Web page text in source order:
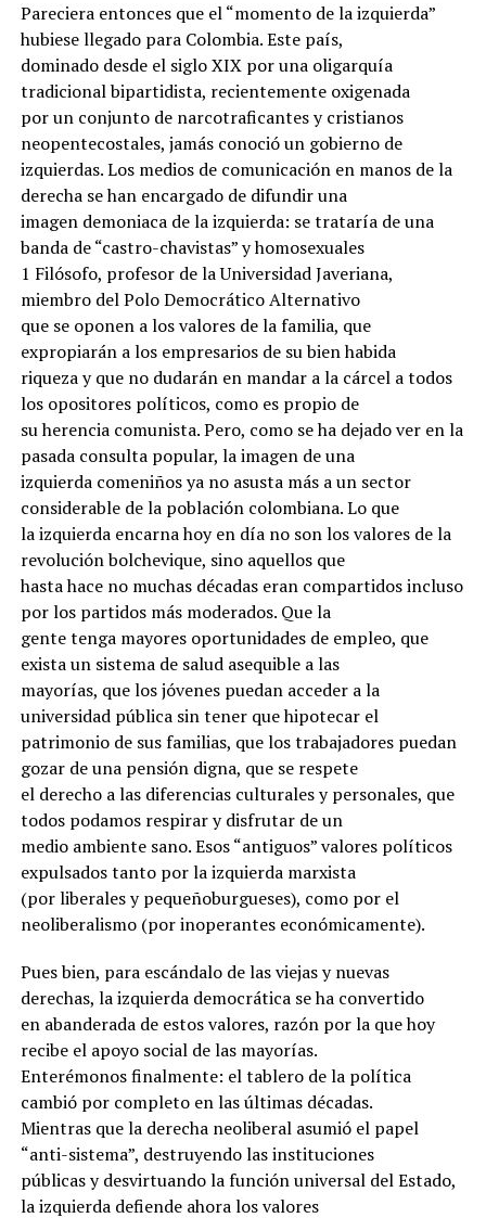
Pareciera entonces que el “momento de la izquierda”
hubiese llegado para Colombia. Este país,
dominado desde el siglo XIX por una oligarquía
tradicional bipartidista, recientemente oxigenada
por un conjunto de narcotraficantes y cristianos
neopentecostales, jamás conoció un gobierno de
izquierdas. Los medios de comunicación en manos de la
derecha se han encargado de difundir una
imagen demoniaca de la izquierda: se trataría de una
banda de “castro-chavistas” y homosexuales
1 Filósofo, profesor de la Universidad Javeriana,
miembro del Polo Democrático Alternativo
que se oponen a los valores de la familia, que
expropiarán a los empresarios de su bien habida
riqueza y que no dudarán en mandar a la cárcel a todos
los opositores políticos, como es propio de
su herencia comunista. Pero, como se ha dejado ver en la
pasada consulta popular, la imagen de una
izquierda comeniños ya no asusta más a un sector
considerable de la población colombiana. Lo que
la izquierda encarna hoy en día no son los valores de la
revolución bolchevique, sino aquellos que
hasta hace no muchas décadas eran compartidos incluso
por los partidos más moderados. Que la
gente tenga mayores oportunidades de empleo, que
exista un sistema de salud asequible a las
mayorías, que los jóvenes puedan acceder a la
universidad pública sin tener que hipotecar el
patrimonio de sus familias, que los trabajadores puedan
gozar de una pensión digna, que se respete
el derecho a las diferencias culturales y personales, que
todos podamos respirar y disfrutar de un
medio ambiente sano. Esos “antiguos” valores políticos
expulsados tanto por la izquierda marxista
(por liberales y pequeñoburgueses), como por el
neoliberalismo (por inoperantes económicamente).
Pues bien, para escándalo de las viejas y nuevas
derechas, la izquierda democrática se ha convertido
en abanderada de estos valores, razón por la que hoy
recibe el apoyo social de las mayorías.
Enterémonos finalmente: el tablero de la política
cambió por completo en las últimas décadas.
Mientras que la derecha neoliberal asumió el papel
“anti-sistema”, destruyendo las instituciones
públicas y desvirtuando la función universal del Estado,
la izquierda defiende ahora los valores